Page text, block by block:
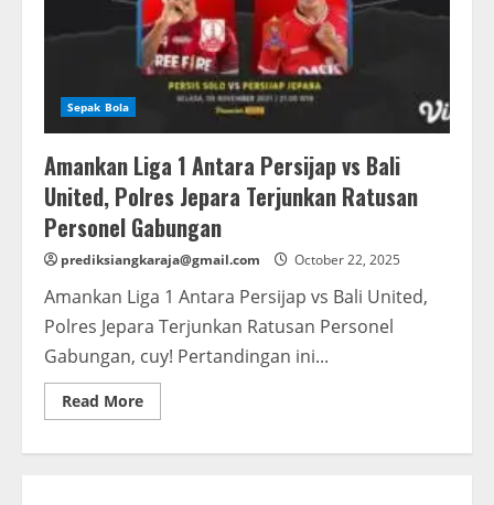
Sepak Bola
Amankan Liga 1 Antara Persijap vs Bali
United, Polres Jepara Terjunkan Ratusan
Personel Gabungan
prediksiangkaraja@gmail.com October 22, 2025
Amankan Liga 1 Antara Persijap vs Bali United,
Polres Jepara Terjunkan Ratusan Personel
Gabungan, cuy! Pertandingan ini...
Read MoreRead
more